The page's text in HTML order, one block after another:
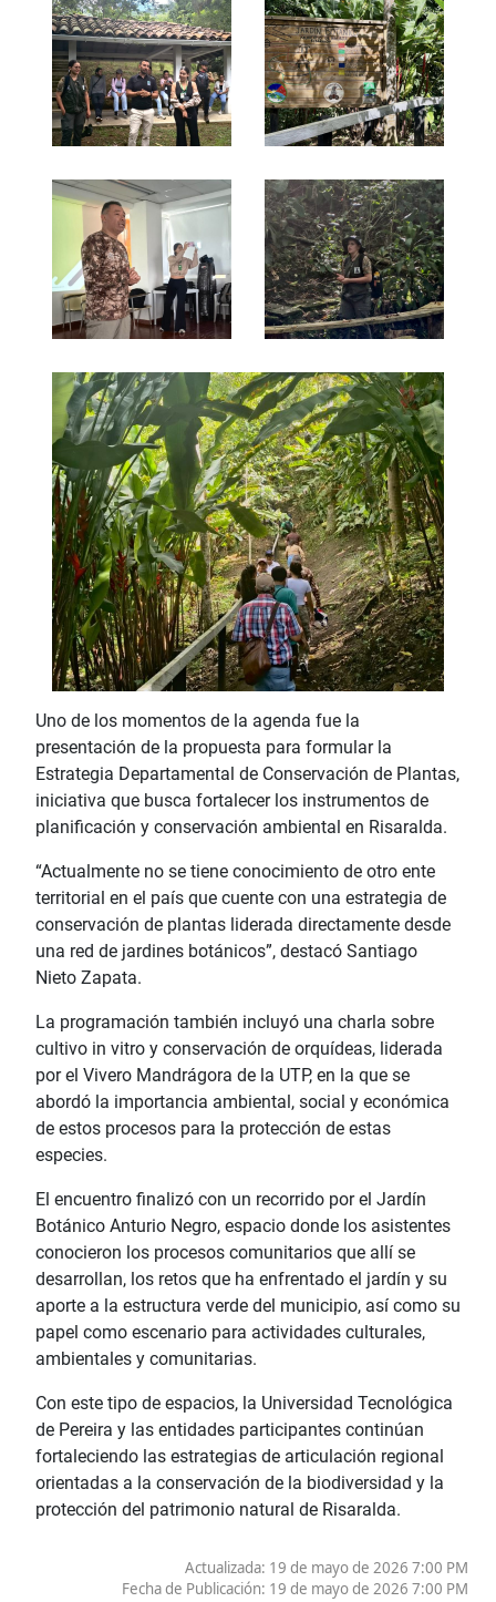
Uno de los momentos de la agenda fue la
presentación de la propuesta para formular la
Estrategia Departamental de Conservación de Plantas,
iniciativa que busca fortalecer los instrumentos de
planificación y conservación ambiental en Risaralda.
“Actualmente no se tiene conocimiento de otro ente
territorial en el país que cuente con una estrategia de
conservación de plantas liderada directamente desde
una red de jardines botánicos”, destacó Santiago
Nieto Zapata.
La programación también incluyó una charla sobre
cultivo in vitro y conservación de orquídeas, liderada
por el Vivero Mandrágora de la UTP, en la que se
abordó la importancia ambiental, social y económica
de estos procesos para la protección de estas
especies.
El encuentro finalizó con un recorrido por el Jardín
Botánico Anturio Negro, espacio donde los asistentes
conocieron los procesos comunitarios que allí se
desarrollan, los retos que ha enfrentado el jardín y su
aporte a la estructura verde del municipio, así como su
papel como escenario para actividades culturales,
ambientales y comunitarias.
Con este tipo de espacios, la Universidad Tecnológica
de Pereira y las entidades participantes continúan
fortaleciendo las estrategias de articulación regional
orientadas a la conservación de la biodiversidad y la
protección del patrimonio natural de Risaralda.
Actualizada: 19 de mayo de 2026 7:00 PM
Fecha de Publicación: 19 de mayo de 2026 7:00 PM